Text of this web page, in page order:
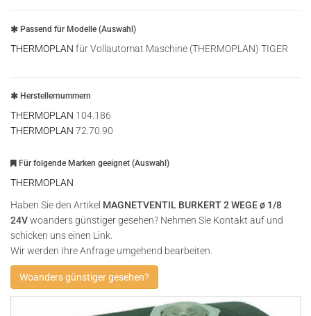
Passend für Modelle (Auswahl)
THERMOPLAN für Vollautomat Maschine (THERMOPLAN) TIGER
Herstellernummern
THERMOPLAN 104.186
THERMOPLAN 72.70.90
Für folgende Marken geeignet (Auswahl)
THERMOPLAN
Haben Sie den Artikel MAGNETVENTIL BURKERT 2 WEGE ø 1/8
24Vwoanders günstiger gesehen? Nehmen Sie Kontakt auf und
schicken uns einen Link.
Wir werden Ihre Anfrage umgehend bearbeiten.
Woanders günstiger gesehen?